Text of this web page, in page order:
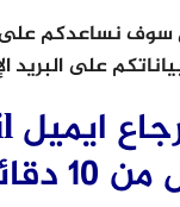
سوف نساعدكم
على البريد
دقائق